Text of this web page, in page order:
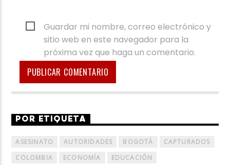
Guardar mi nombre, correo electrónico y
sitio web en este navegador para la
próxima vez que haga un comentario.
POR ETIQUETA
ASESINATO AUTORIDADES BOGOTÁ
CAPTURADOS
COLOMBIA
ECONOMÍA
EDUCACIÓN